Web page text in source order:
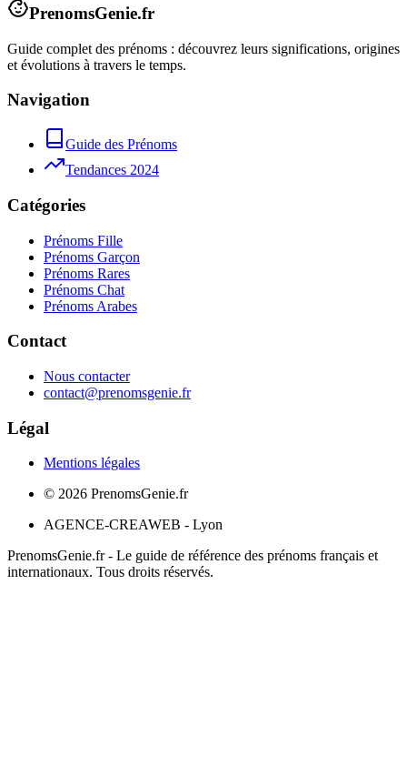
PrenomsGenie.fr
Guide complet des prénoms : découvrez leurs significations, origines
et évolutions à travers le temps.
Navigation
Guide des Prénoms
Tendances 2024
Catégories
Prénoms Fille
Prénoms Garçon
Prénoms Rares
Prénoms Chat
Prénoms Arabes
Contact
Nous contacter
contact@prenomsgenie.fr
Légal
Mentions légales
© 2026 PrenomsGenie.fr
AGENCE-CREAWEB - Lyon
PrenomsGenie.fr - Le guide de référence des prénoms français et
internationaux. Tous droits réservés.